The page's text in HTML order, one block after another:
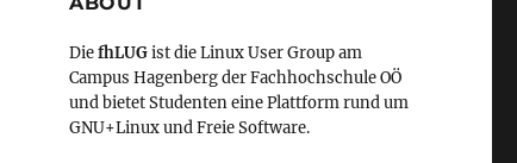
DiefhLUGist die Linux User Group am
Campus Hagenberg der Fachhochschule OÖ
und bietet Studenten eine Plattform rund um
GNU+Linux und Freie Software.